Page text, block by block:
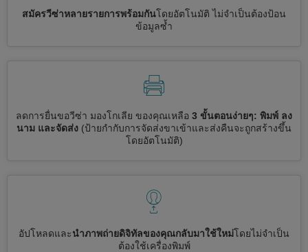
สมัครวีซ่าหลายรายการพร้อมกันโดยอัตโนมัติ ไม่จำเป็นต้องป้อน
ข้อมูลซ้ำ
ลดการยื่นขอวีซ่า มองโกเลีย ของคุณเหลือ 3 ขั้นตอนง่ายๆ: พิมพ์ ลง
นาม และจัดส่ง (ป้ายกำกับการจัดส่งขาเข้าและส่งคืนจะถูกสร้างขึ้น
โดยอัตโนมัติ)
อัปโหลดและนำภาพถ่ายดิจิทัลของคุณกลับมาใช้ใหม่โดยไม่จำเป็น
ต้องใช้เครื่องพิมพ์